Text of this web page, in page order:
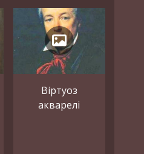
Віртуоз
акварелі